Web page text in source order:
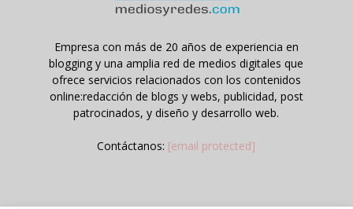
Empresa con más de 20 años de experiencia en
blogging y una amplia red de medios digitales que
ofrece servicios relacionados con los contenidos
online:redacción de blogs y webs, publicidad, post
patrocinados, y diseño y desarrollo web.
Contáctanos: [email protected]